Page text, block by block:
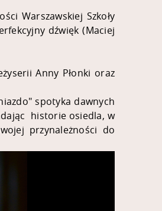
Warszawskiej Szkoły
dźwięk (Maciej
Anny Płonki oraz
spotyka dawnych
historie osiedla, w
przynależności do